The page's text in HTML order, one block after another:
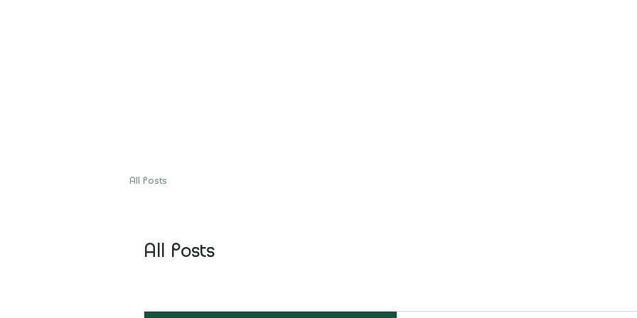
All Posts
All Posts